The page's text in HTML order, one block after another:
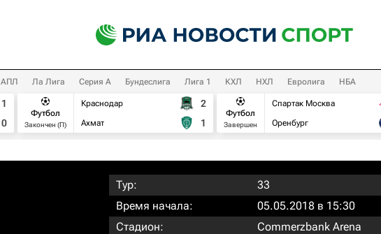
АПЛ Ла Лига Серия А Бундеслига Лига 1 КХЛ НХЛ Евролига НБА
1
0
Футбол
Закончен (П)
Краснодар
Ахмат
2
1
Футбол
Завершен
Спартак Москва
Оренбург
Тур:
33
Время начала:
05.05.2018 в 15:30
Стадион:
Commerzbank Arena